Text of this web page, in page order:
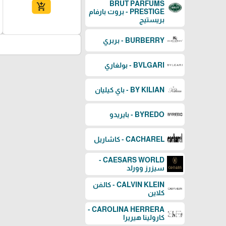
BRUT PARFUMS
PRESTIGE - بروت بارفام
بريستيج
BURBERRY - بربري
BVLGARI - بولغاري
BY KILIAN - باي كيليان
BYREDO - بايريدو
CACHAREL - كاشاريل
CAESARS WORLD -
سيزرز وورلد
CALVIN KLEIN - كالفن
كلاين
CAROLINA HERRERA -
كارولينا هيريرا
add_shopping_cart